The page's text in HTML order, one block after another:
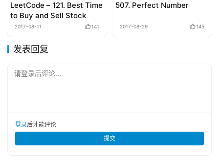
LeetCode – 121. Best Time
to Buy and Sell Stock
2017-08-11 141
507. Perfect Number
2017-08-29 145
发表回复
请登录后评论...
登录后才能评论
提交